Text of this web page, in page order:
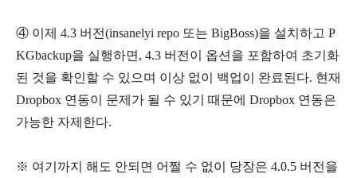
④ 이제 4.3 버전(insanelyi repo 또는 BigBoss)을 설치하고 P
KGbackup을 실행하면, 4.3 버전이 옵션을 포함하여 초기화
된 것을 확인할 수 있으며 이상 없이 백업이 완료된다. 현재
Dropbox 연동이 문제가 될 수 있기 때문에 Dropbox 연동은
가능한 자제한다.
※ 여기까지 해도 안되면 어쩔 수 없이 당장은 4.0.5 버전을